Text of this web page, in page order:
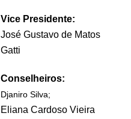
Vice Presidente:
José Gustavo de Matos
Gatti
Conselheiros:
Djaniro Silva;
Eliana Cardoso Vieira